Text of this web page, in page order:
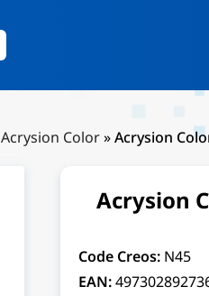
Acrysion Color»Acrysion
Acrysion
Code Creos: N45
EAN: